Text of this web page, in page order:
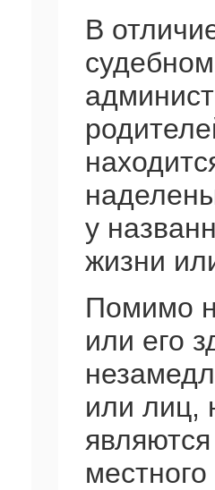
В
у
жизни
Помимо
или его
или лиц,